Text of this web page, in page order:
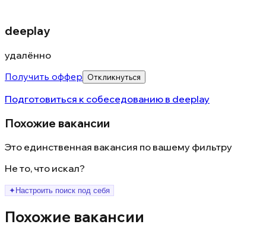
deeplay
удалённо
Получить оффер
Откликнуться
Подготовиться к собеседованию в deeplay
Похожие вакансии
Это единственная вакансия по вашему фильтру
Не то, что искал?
✦ Настроить поиск под себя
Похожие вакансии